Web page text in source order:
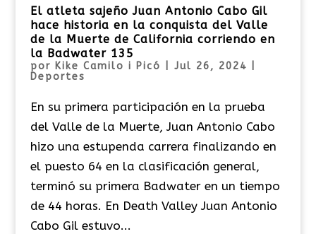
El atleta sajeño Juan Antonio Cabo Gil
hace historia en la conquista del Valle
de la Muerte de California corriendo en
la Badwater 135
por Kike Camilo i Picó Jul 26, 2024
Deportes
En su primera participación en la prueba
del Valle de la Muerte, Juan Antonio Cabo
hizo una estupenda carrera finalizando en
el puesto 64 en la clasificación general,
terminó su primera Badwater en un tiempo
de 44 horas. En Death Valley Juan Antonio
Cabo Gil estuvo...